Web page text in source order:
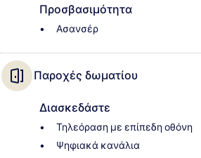
Προσβασιμότητα
Ασανσέρ
Παροχές δωματίου
Διασκεδάστε
Τηλεόραση με επίπεδη οθόνη
Ψηφιακά κανάλια